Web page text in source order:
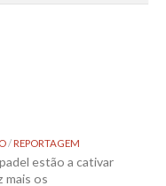
/REPORTAGEM
estão a cativar
mais os